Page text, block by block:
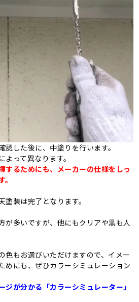
した後に、中塗りを行います。
って異なります。
するためにも、メーカーの仕様をしっ
装は完了となります。
が多いですが、他にもクリアや黒も人
色もお選びいただけますので、イメー
めにも、ぜひカラーシミュレーション
が分かる「カラーシミュレーター」